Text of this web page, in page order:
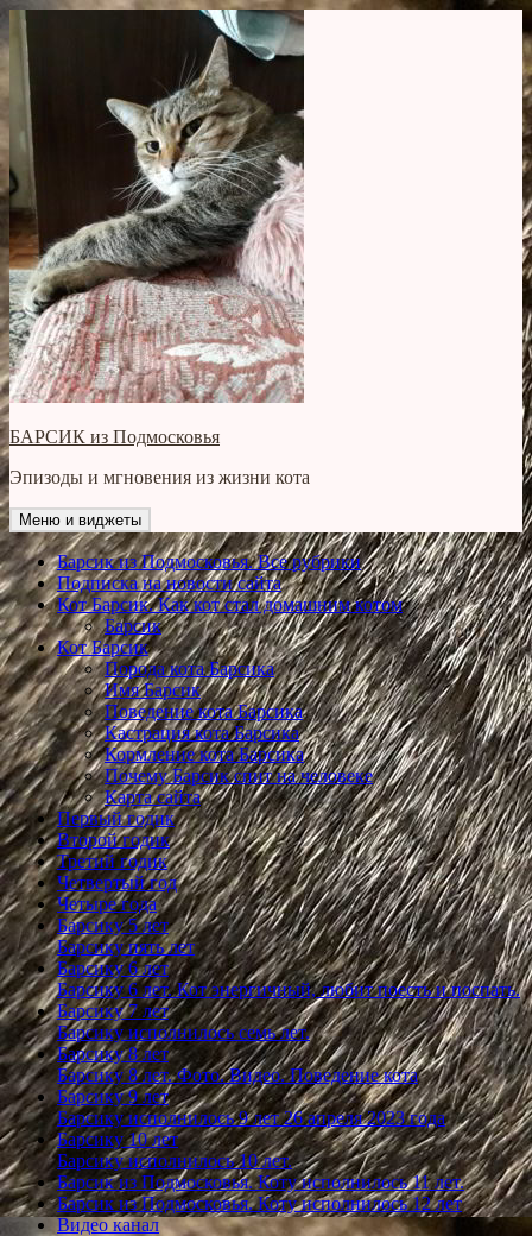
Перейти
содержимому
БАРСИК из Подмосковья
Эпизоды и мгновения из жизни кота
Меню и виджеты
Барсик из Подмосковья. Все рубрики
Подписка на новости сайта
Кот Барсик. Как кот стал домашним котом
Барсик
Кот Барсик
Порода кота Барсика
Имя Барсик
Поведение кота Барсика
Кастрация кота Барсика
Кормление кота Барсика
Почему Барсик спит на человеке
Карта сайта
Первый годик
Второй годик
Третий годик
Четвертый год
Четыре года
Барсику 5 лет
Барсику пять лет
Барсику 6 лет
Барсику 6 лет. Кот энергичный, любит поесть и поспать.
Барсику 7 лет
Барсику исполнилось семь лет.
Барсику 8 лет
Барсику 8 лет. Фото. Видео. Поведение кота
Барсику 9 лет
Барсику исполнилось 9 лет 26 апреля 2023 года
Барсику 10 лет
Барсику исполнилось 10 лет.
Барсик из Подмосковья. Коту исполнилось 11 лет.
Барсик из Подмосковья. Коту исполнилось 12 лет
Видео канал